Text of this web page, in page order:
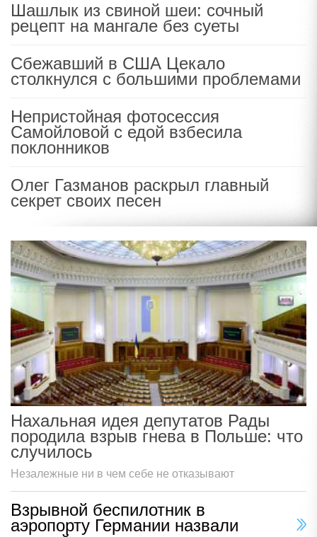
Шашлык из свиной шеи: сочный
рецепт на мангале без суеты
Сбежавший в США Цекало
столкнулся с большими проблемами
Непристойная фотосессия
Самойловой с едой взбесила
поклонников
Олег Газманов раскрыл главный
секрет своих песен
Нахальная идея депутатов Рады
породила взрыв гнева в Польше: что
случилось
Незалежные ни в чем себе не отказывают
Взрывной беспилотник в
аэропорту Германии назвали